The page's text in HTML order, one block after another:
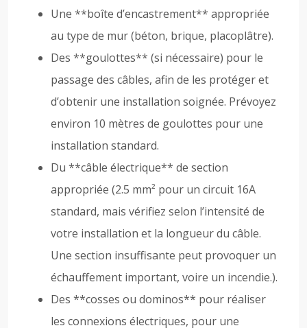
Une **boîte d’encastrement** appropriée
au type de mur (béton, brique, placoplâtre).
Des **goulottes** (si nécessaire) pour le
passage des câbles, afin de les protéger et
d’obtenir une installation soignée. Prévoyez
environ 10 mètres de goulottes pour une
installation standard.
Du **câble électrique** de section
appropriée (2.5 mm² pour un circuit 16A
standard, mais vérifiez selon l’intensité de
votre installation et la longueur du câble.
Une section insuffisante peut provoquer un
échauffement important, voire un incendie.).
Des **cosses ou dominos** pour réaliser
les connexions électriques, pour une